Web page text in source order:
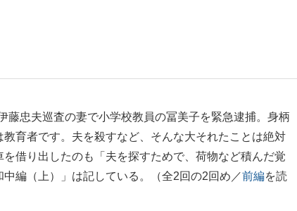
忠夫巡査の妻で小学校教員の冨美子を緊急逮捕。身柄
育者です。夫を殺すなど、そんな大それたことは絶対
借り出したのも「夫を探すためで、荷物など積んだ覚
編（上）」は記している。（全2回の2回め／前編を読